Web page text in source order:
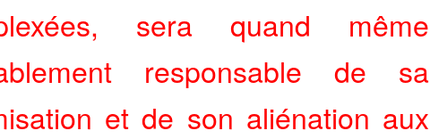
sera quand même
responsable de sa
et de son aliénation aux